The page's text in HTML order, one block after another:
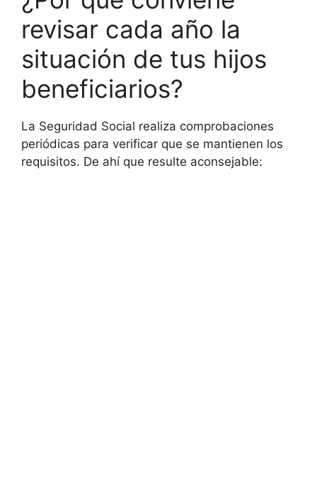
revisar cada año la
situación de tus hijos
beneficiarios?
La Seguridad Social realiza comprobaciones
periódicas para verificar que se mantienen los
requisitos. De ahí que resulte aconsejable: